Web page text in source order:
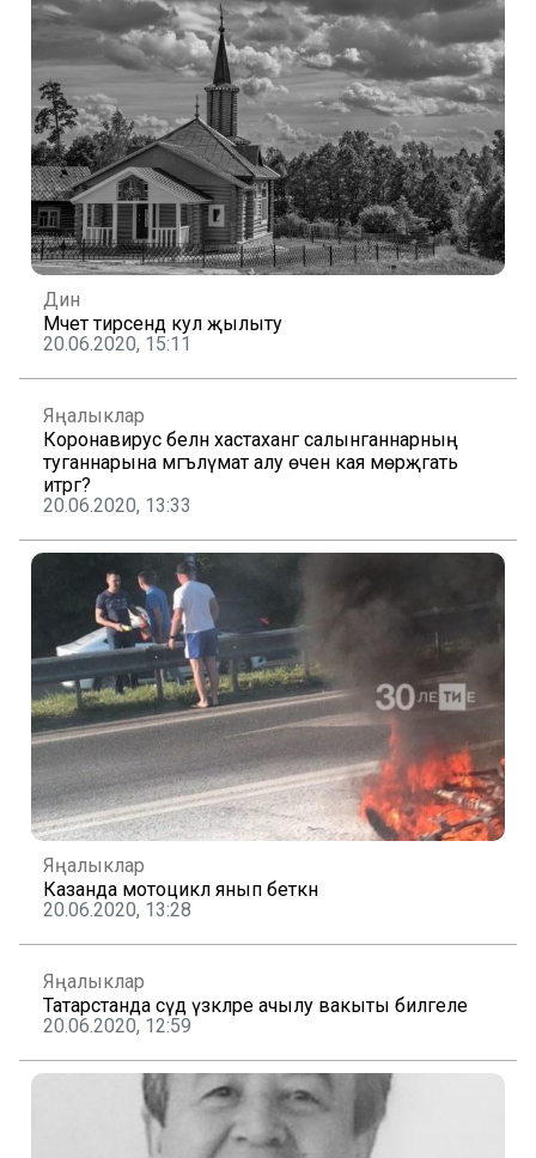
Дин
Мәчет тирәсендә кул җылыту
20.06.2020, 15:11
Яңалыклар
Коронавирус белән хастаханәгә салынганнарның
туганнарына мәгълүмат алу өчен кая мөрәҗәгать
итәргә?
20.06.2020, 13:33
Яңалыклар
Казанда мотоцикл янып беткән
20.06.2020, 13:28
Яңалыклар
Татарстанда сәүдә үзәкләре ачылу вакыты билгеле
20.06.2020, 12:59